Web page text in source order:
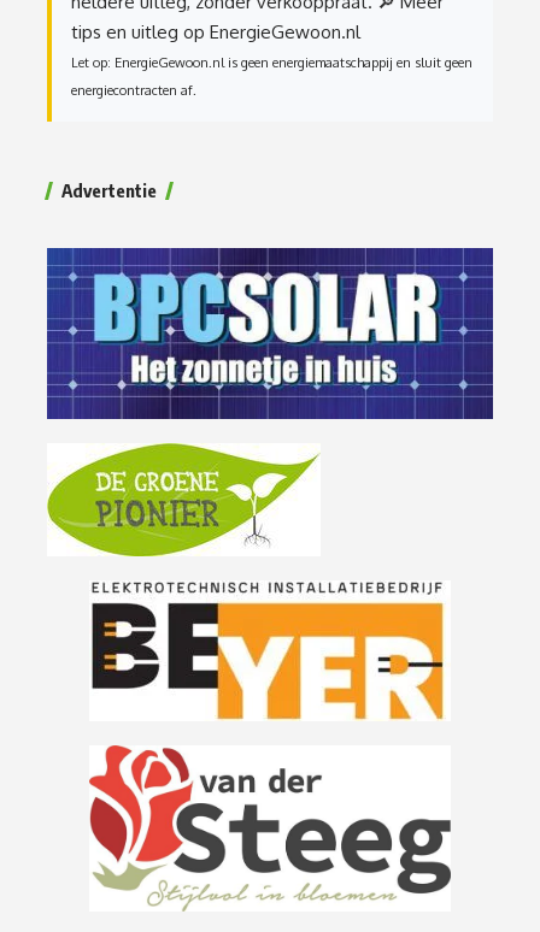
tips en uitleg op EnergieGewoon.nl
Let op: EnergieGewoon.nl is geen energiemaatschappij en sluit geen
energiecontracten af.
Advertentie